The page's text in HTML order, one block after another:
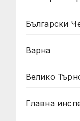
Български
Варна
Велико
Главна